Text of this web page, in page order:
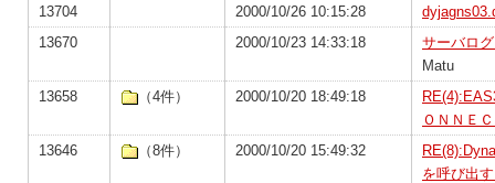
13704
2000/10/26 10:15:28
13670
2000/10/23 14:33:18
サーバロ
Matu
13658
（4件） 2000/10/20 18:49:18
ＯＮＮＥ
13646
（8件） 2000/10/20 15:49:32
を呼び出